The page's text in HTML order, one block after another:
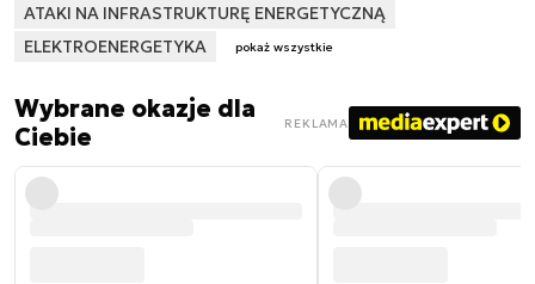
ATAKI NA INFRASTRUKTURĘ ENERGETYCZNĄ
ELEKTROENERGETYKA
pokaż wszystkie
Wybrane okazje dla
Ciebie
REKLAMA